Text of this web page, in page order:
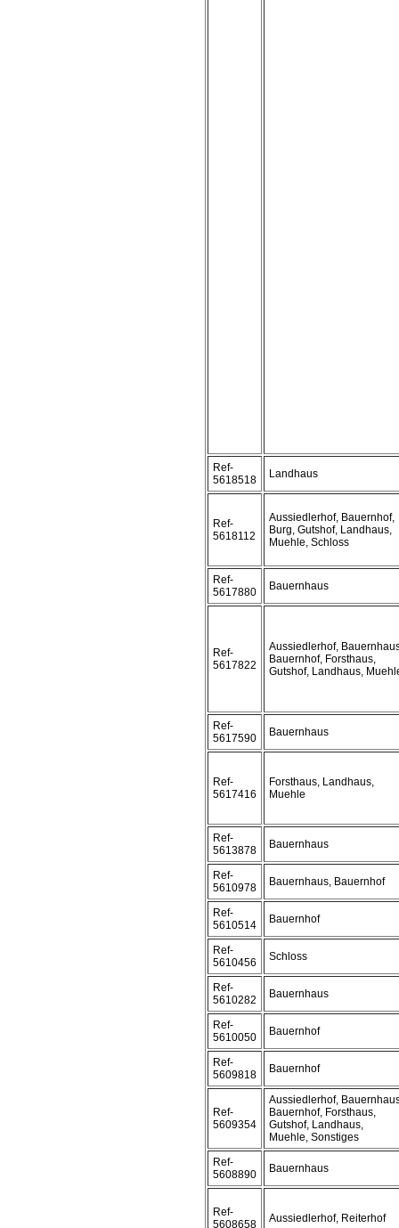
Ref-
5618518
Landhaus
Ref-
5618112
Aussiedlerhof, Bauernhof,
Burg, Gutshof, Landhaus,
Muehle, Schloss
Ref-
5617880
Bauernhaus
Ref-
5617822
Aussiedlerhof,
Bauernhof, Forsthaus,
Gutshof, Landhaus,
Ref-
5617590
Bauernhaus
Ref-
5617416
Forsthaus, Landhaus,
Muehle
Ref-
5613878
Bauernhaus
Ref-
5610978
Bauernhaus, Bauernhof
Ref-
5610514
Bauernhof
Ref-
5610456
Schloss
Ref-
5610282
Bauernhaus
Ref-
5610050
Bauernhof
Ref-
5609818
Bauernhof
Ref-
5609354
Aussiedlerhof,
Bauernhof, Forsthaus,
Gutshof, Landhaus,
Muehle, Sonstiges
Ref-
5608890
Bauernhaus
Ref-
5608658
Aussiedlerhof, Reiterhof